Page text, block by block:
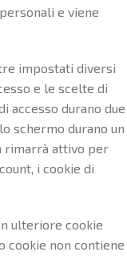
e viene
impostati diversi
e le scelte di
accesso durano due
schermo durano un
rimarrà attivo per
i cookie di
ulteriore cookie
cookie non contiene